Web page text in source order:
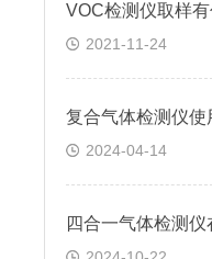
VOC检测仪取样
2021-11-24
2024-04-14